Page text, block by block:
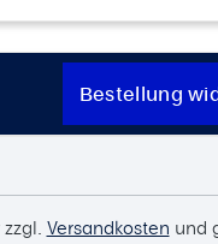
Bestellung
Versandkosten und